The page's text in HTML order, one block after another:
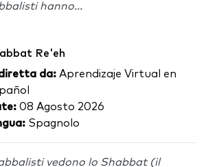
hanno...
Re'eh
diretta da: Aprendizaje Virtual en
08 Agosto 2026
Spagnolo
vedono lo Shabbat (il